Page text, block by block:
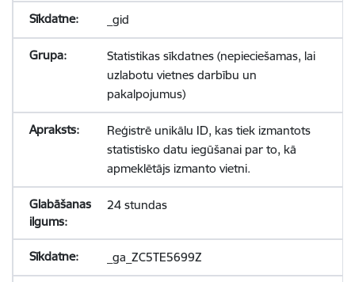
_gid
Statistikas sīkdatnes (nepieciešamas, lai
uzlabotu vietnes darbību un
pakalpojumus)
Reģistrē unikālu ID, kas tiek izmantots
statistisko datu iegūšanai par to, kā
apmeklētājs izmanto vietni.
24 stundas
_ga_ZC5TE5699Z